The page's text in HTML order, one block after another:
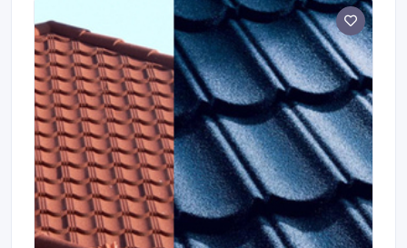
каменного напыления и коррозию металла.